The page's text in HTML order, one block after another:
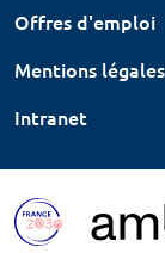
Offres d'emploi
Mentions légales
Intranet